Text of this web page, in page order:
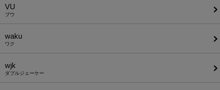
VU
ブウ
waku
ワク
wjk
ダブルジェーケー